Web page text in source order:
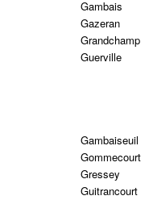
Gambais
Gazeran
Grandchamp
Guerville
Gambaiseuil
Gommecourt
Gressey
Guitrancourt